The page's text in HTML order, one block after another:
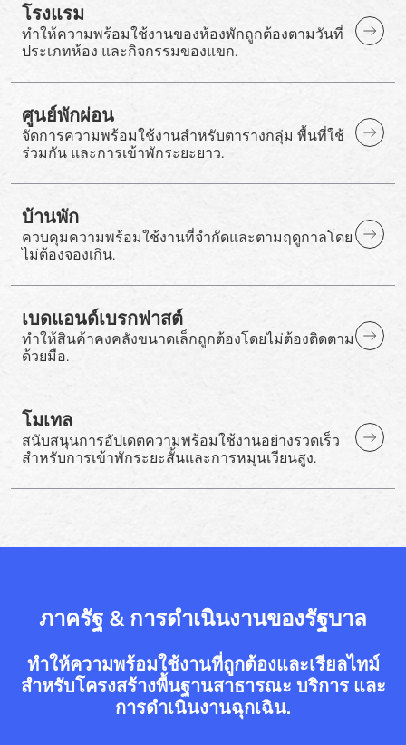
โรงแรม
ทำให้ความพร้อมใช้งานของห้องพักถูกต้องตามวันที่
ประเภทห้อง และกิจกรรมของแขก.
ศูนย์พักผ่อน
จัดการความพร้อมใช้งานสำหรับตารางกลุ่ม พื้นที่ใช้
ร่วมกัน และการเข้าพักระยะยาว.
บ้านพัก
ควบคุมความพร้อมใช้งานที่จำกัดและตามฤดูกาลโดย
ไม่ต้องจองเกิน.
เบดแอนด์เบรกฟาสต์
ทำให้สินค้าคงคลังขนาดเล็กถูกต้องโดยไม่ต้องติดตาม
ด้วยมือ.
โมเทล
สนับสนุนการอัปเดตความพร้อมใช้งานอย่างรวดเร็ว
สำหรับการเข้าพักระยะสั้นและการหมุนเวียนสูง.
ภาครัฐ & การดำเนินงานของรัฐบาล
ทำให้ความพร้อมใช้งานที่ถูกต้องและเรียลไทม์
สำหรับโครงสร้างพื้นฐานสาธารณะ บริการ และ
การดำเนินงานฉุกเฉิน.